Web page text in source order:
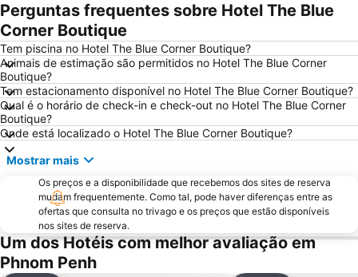
Perguntas frequentes sobre Hotel The Blue
Corner Boutique
Tem piscina no Hotel The Blue Corner Boutique?
Animais de estimação são permitidos no Hotel The Blue Corner
Boutique?
Tem estacionamento disponível no Hotel The Blue Corner Boutique?
Qual é o horário de check-in e check-out no Hotel The Blue Corner
Boutique?
Onde está localizado o Hotel The Blue Corner Boutique?
Mostrar mais
Os preços e a disponibilidade que recebemos dos sites de reserva
mudam frequentemente. Como tal, pode haver diferenças entre as
ofertas que consulta no trivago e os preços que estão disponíveis
nos sites de reserva.
Um dos Hotéis com melhor avaliação em
Phnom Penh